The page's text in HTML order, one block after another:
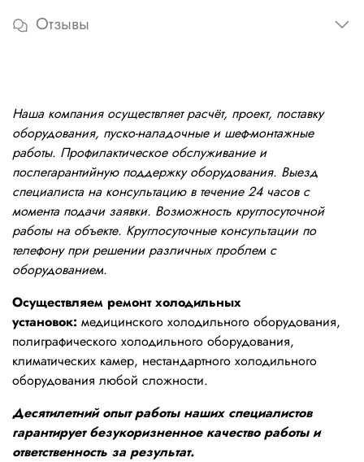
Отзывы
Наша компания осуществляет расчёт, проект, поставку
оборудования, пуско-наладочные и шеф-монтажные
работы. Профилактическое обслуживание и
послегарантийную поддержку оборудования. Выезд
специалиста на консультацию в течение 24 часов с
момента подачи заявки. Возможность круглосуточной
работы на объекте. Круглосуточные консультации по
телефону при решении различных проблем с
оборудованием.
Осуществляем ремонт холодильных
установок: медицинского холодильного оборудования,
полиграфического холодильного оборудования,
климатических камер, нестандартного холодильного
оборудования любой сложности.
Десятилетний опыт работы наших специалистов
гарантирует безукоризненное качество работы и
ответственность за результат.